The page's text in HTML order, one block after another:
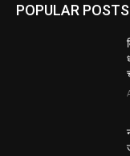
POPULAR POSTS